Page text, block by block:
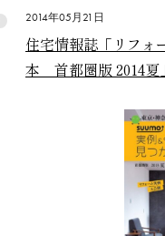
2014年05月21日
住宅情報誌「リフォ
本 首都圏版 2014夏